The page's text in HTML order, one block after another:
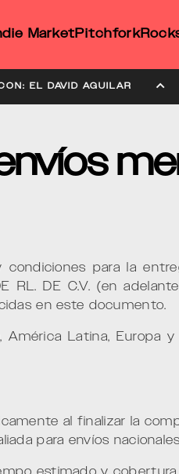
MarketPitchfork
CON: EL DAVID AGUILAR
para la
RL. DE C.V. (en
en este documento.
Latina, Europa
al finalizar la
para envíos